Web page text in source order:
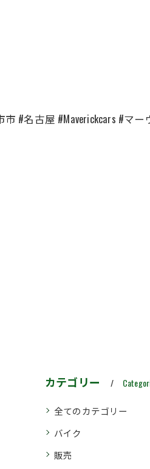
#名古屋 #Maverickcars #マー
カテゴリー
全てのカテゴリー
バイク
販売